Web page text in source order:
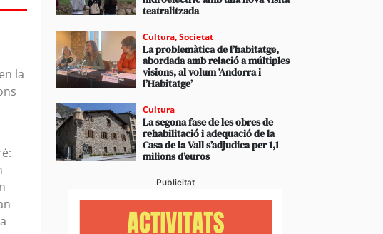
la
teatralitzada
Cultura,Societat
La problemàtica de l’habitatge,
abordada amb relació a múltiples
visions, al volum ‘Andorra i
l’Habitatge’
Cultura
La segona fase de les obres de
rehabilitació i adequació de la
Casa de la Vall s’adjudica per 1,1
milions d’euros
Publicitat